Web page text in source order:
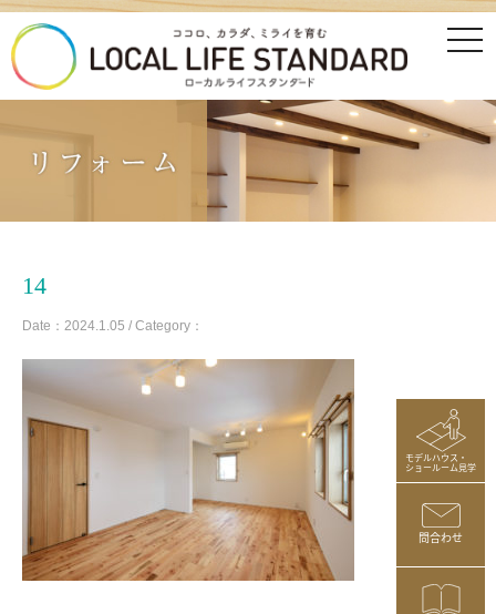
モデルハウス・
ショールーム見学
問合わせ
14
Date：2024.1.05 / Category：